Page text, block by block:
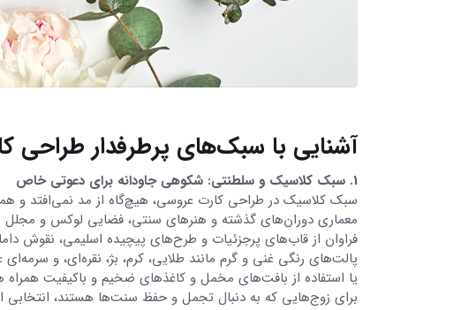
آشنایی با سبک‌های پرطرفدار طراحی
1. سبک کلاسیک و سلطنتی: شکوهی جاودانه برای دعوتی خاص
سبک کلاسیک در طراحی کارت عروسی، هیچ‌گاه از مد نمی‌افتد و
معماری دوران‌های گذشته و هنرهای سنتی، فضایی لوکس و مجلل
فراوان از قاب‌های پرجزئیات و طرح‌های پیچیده اسلیمی،
پالت‌های رنگی غنی و گرم مانند طلایی، کرم، بژ، نقره‌ای، و
یا استفاده از بافت‌های مخمل و کاغذهای ضخیم و باکیفیت
برای زوج‌هایی که به دنبال تجمل و حفظ سنت‌ها هستند، انتخابی